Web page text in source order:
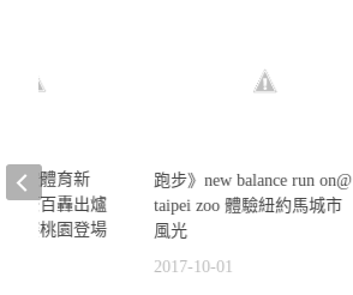
跑步》new balance run on@
taipei zoo 體驗紐約馬城市
風光
2017-10-01
晚安體育新
芙豪百轟出爐
開賽桃園登場